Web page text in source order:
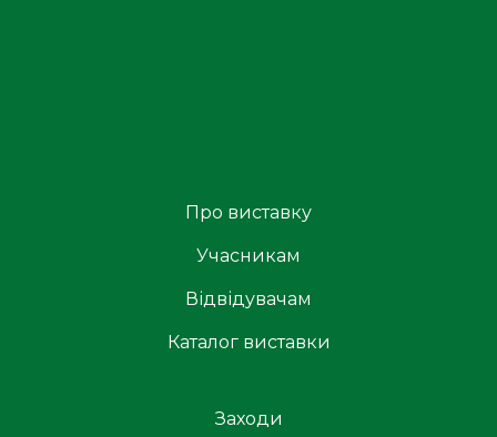
Про виставку
Учасникам
Відвідувачам
Каталог виставки
Заходи